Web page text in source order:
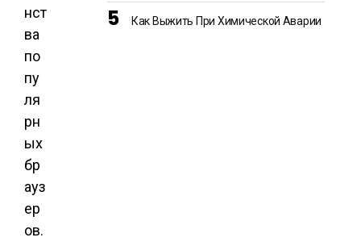
нст
ва
по
пу
ля
рн
ых
бр
ауз
ер
ов.
Как Выжить При Химической Аварии